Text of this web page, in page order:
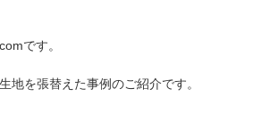
です。
地を張替えた事例のご紹介です。